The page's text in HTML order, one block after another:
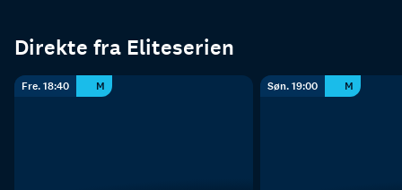
Direkte fra Eliteserien
Fre. 18:40 M Søn. 19:00 M